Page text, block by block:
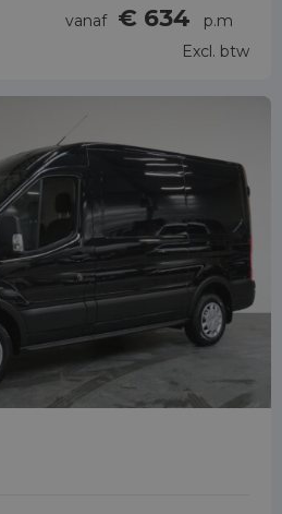
vanaf € 634
p.m
Excl. btw